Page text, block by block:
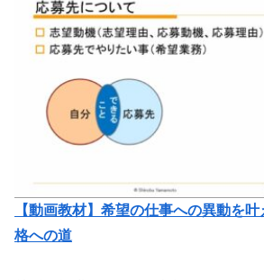
【動画教材】希望の仕事への異動を
格への道